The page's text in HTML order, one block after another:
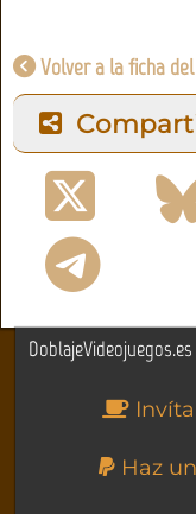
Volver a la ficha
Haz